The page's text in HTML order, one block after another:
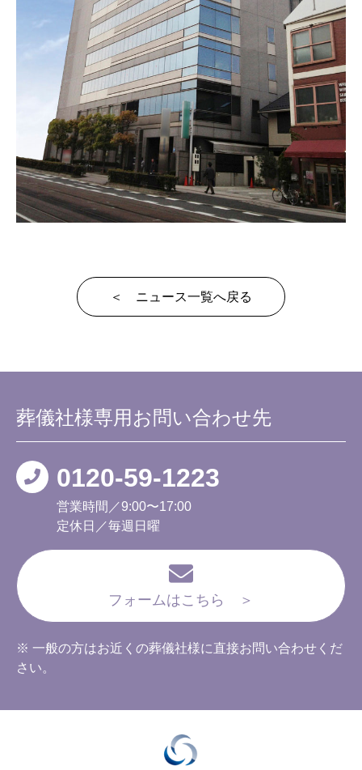
＜ ニュース一覧へ戻る
葬儀社様専用お問い合わせ先
0120-59-1223
営業時間／9:00〜17:00
定休日／毎週日曜
フォームはこちら ＞
※ 一般の方はお近くの葬儀社様に直接お問い合わせくだ
さい。